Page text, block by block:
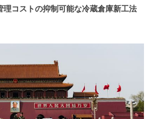
理コストの抑制可能な冷蔵倉庫新工法